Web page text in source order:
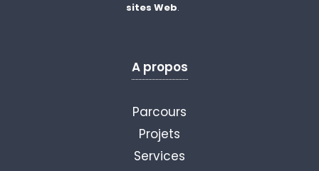
sites Web.
A propos
Parcours
Projets
Services